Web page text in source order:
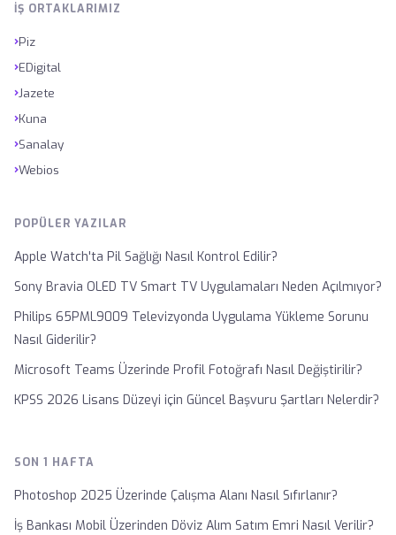
İŞ ORTAKLARIMIZ
›Piz
›EDigital
›Jazete
›Kuna
›Sanalay
›Webios
POPÜLER YAZILAR
Apple Watch'ta Pil Sağlığı Nasıl Kontrol Edilir?
Sony Bravia OLED TV Smart TV Uygulamaları Neden Açılmıyor?
Philips 65PML9009 Televizyonda Uygulama Yükleme Sorunu
Nasıl Giderilir?
Microsoft Teams Üzerinde Profil Fotoğrafı Nasıl Değiştirilir?
KPSS 2026 Lisans Düzeyi için Güncel Başvuru Şartları Nelerdir?
SON 1 HAFTA
Photoshop 2025 Üzerinde Çalışma Alanı Nasıl Sıfırlanır?
İş Bankası Mobil Üzerinden Döviz Alım Satım Emri Nasıl Verilir?